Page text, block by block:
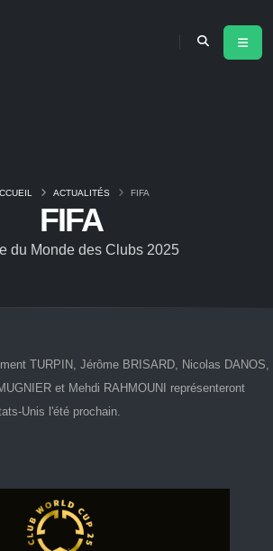
FIFA
du Monde des Clubs 2025
ACTUALITÉS FIFA
TURPIN, Jérôme BRISARD, Nicolas DANOS,
et Mehdi RAHMOUNI représenteront
Unis l'été prochain.